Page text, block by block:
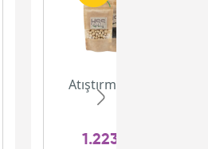
Atıştırmalık Paketi
1.223,00 TL